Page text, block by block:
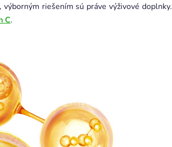
riešením sú práve výživové doplnky.
C.